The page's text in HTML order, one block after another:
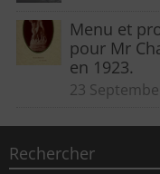
Menu et
pour Mr
en 1923.
23
Rechercher